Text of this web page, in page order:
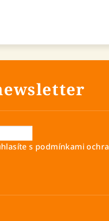
s podmínkami